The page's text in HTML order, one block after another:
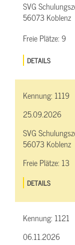
SVG
56073 Koblenz
Freie Plätze: 9
DETAILS
Kennung: 1119
25.09.2026
SVG
56073 Koblenz
Freie Plätze: 13
DETAILS
Kennung: 1121
06.11.2026